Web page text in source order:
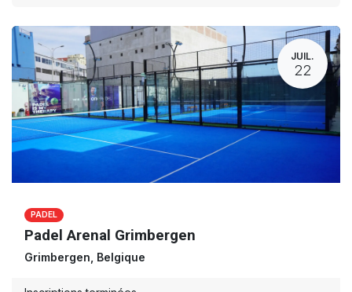
JUIL.
22
PADEL
Padel Arenal Grimbergen
Grimbergen Belgique